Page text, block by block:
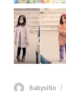
Autor
Babysitio